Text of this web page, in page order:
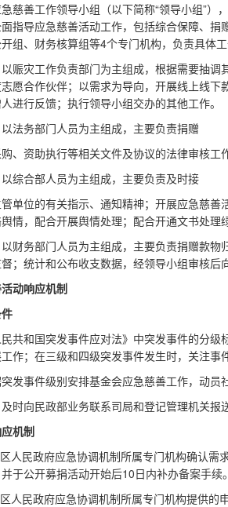
慈善工作领导小组（以下简称“领导小组”
指导应急慈善活动工作，包括综合保障、
组、财务核算组等4个专门机构，负责具体工
以赈灾工作负责部门为主组成，根据需要抽
愿合作伙伴；以需求为导向，开展线上线
进行反馈；执行领导小组交办的其他工作。
以法务部门人员为主组成，主要负责捐赠
、资助执行等相关文件及协议的法律审核工
以综合部人员为主组成，主要负责及时接
单位的有关指示、通知精神；开展应急慈
情，配合开展舆情处理；配合开通文书处理
以财务部门人员为主组成，主要负责捐赠款
；统计和公布收支数据，经领导小组审核后
动响应机制
共和国突发事件应对法》中突发事件的分
作；在三级和四级突发事件发生时，关注事
发事件级别安排基金会应急慈善工作，动员
时向民政部业务联系司局和登记管理机关报
应机制
人民政府应急协调机制所属专门机构确认
于公开募捐活动开始后10日内补办备案手续
人民政府应急协调机制所属专门机构提供